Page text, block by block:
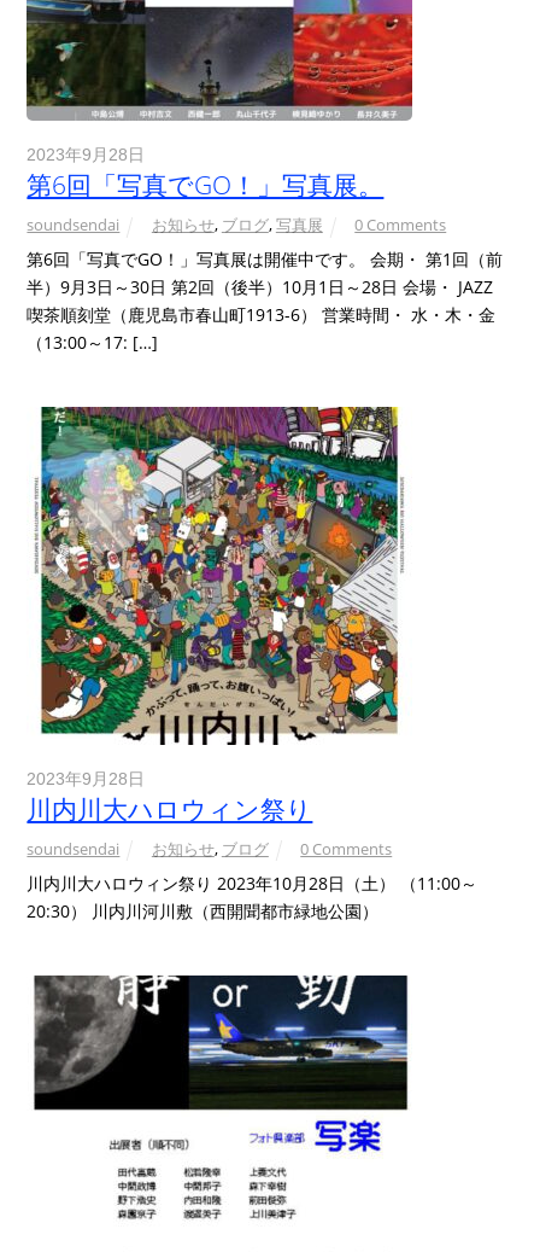
2023年9月28日
第6回「写真でGO！」写真展。
soundsendai お知らせ, ブログ,写真展 0 Comments
第6回「写真でGO！」写真展は開催中です。 会期・ 第1回（前
半）9月3日～30日 第2回（後半）10月1日～28日 会場・ JAZZ
喫茶順刻堂（鹿児島市春山町1913-6） 営業時間・ 水・木・金
（13:00～17: […]
2023年9月28日
川内川大ハロウィン祭り
soundsendai お知らせ, ブログ 0 Comments
川内川大ハロウィン祭り 2023年10月28日（土） （11:00～
20:30） 川内川河川敷（西開聞都市緑地公園）